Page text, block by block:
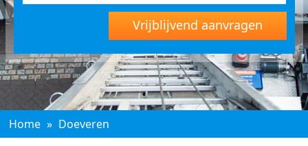
Vrijblijvend aanvragen
Home » Doeveren